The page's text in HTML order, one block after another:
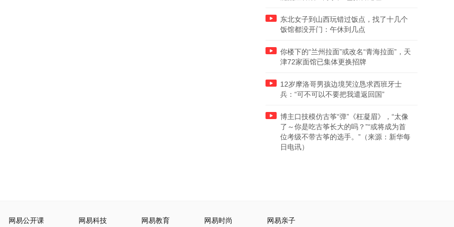
东北女子到山西玩错过饭点，找了十几个
饭馆都没开门：午休到几点
你楼下的“兰州拉面”或改名“青海拉面”，天
津72家面馆已集体更换招牌
12岁摩洛哥男孩边境哭泣恳求西班牙士
兵：“可不可以不要把我遣返回国”
博主口技模仿古筝“弹”《枉凝眉》，“太像
了～你是吃古筝长大的吗？”“或将成为首
位考级不带古筝的选手。”（来源：新华每
日电讯）
网易公开课 网易科技 网易教育 网易时尚 网易亲子